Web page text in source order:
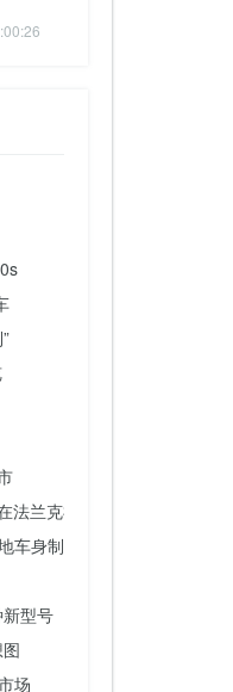
兰克福车展上亮相
身制造厂
型号
场